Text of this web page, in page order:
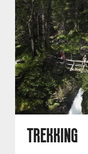
TREKKING